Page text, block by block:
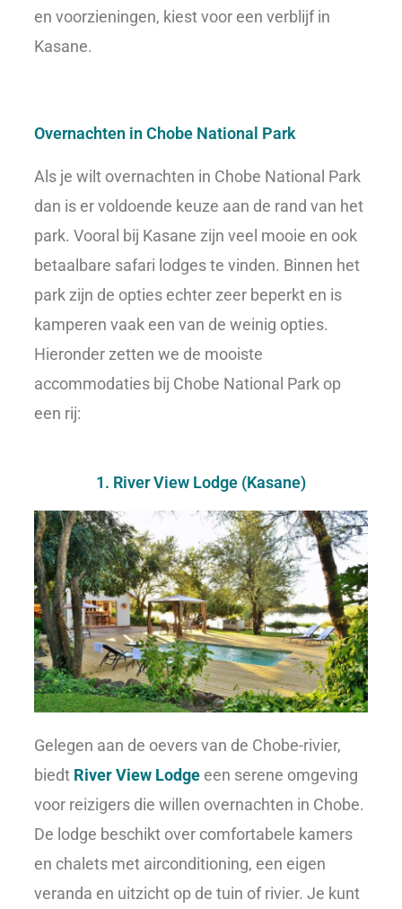
en voorzieningen, kiest voor een verblijf in
Kasane.
Overnachten in Chobe National Park
Als je wilt overnachten in Chobe National Park
dan is er voldoende keuze aan de rand van het
park. Vooral bij Kasane zijn veel mooie en ook
betaalbare safari lodges te vinden. Binnen het
park zijn de opties echter zeer beperkt en is
kamperen vaak een van de weinig opties.
Hieronder zetten we de mooiste
accommodaties bij Chobe National Park op
een rij:
1. River View Lodge (Kasane)
Gelegen aan de oevers van de Chobe-rivier,
biedt River View Lodge een serene omgeving
voor reizigers die willen overnachten in Chobe.
De lodge beschikt over comfortabele kamers
en chalets met airconditioning, een eigen
veranda en uitzicht op de tuin of rivier. Je kunt